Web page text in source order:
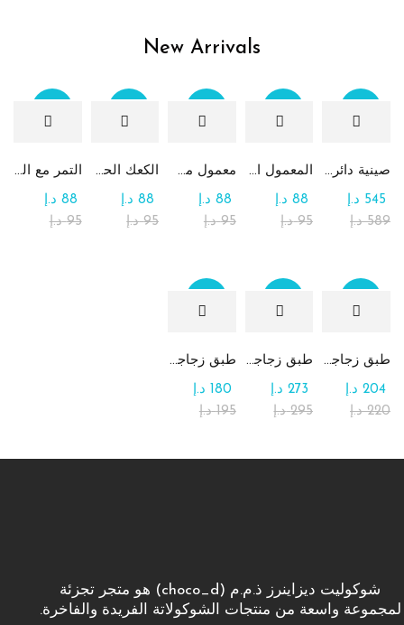
New Arrivals
صينية دائرية كبيرة جداً من الشوكولاتة والرهش
589 د.إ
545 د.إ
المعمول التقليدي بالتمر
95 د.إ
88 د.إ
معمول من القمح الكامل بدون سكر
95 د.إ
88 د.إ
الكعك الحساوي بالتمر
95 د.إ
88 د.إ
التمر مع الطحينة (التمريه)
95 د.إ
88 د.إ
طبق زجاجي مربع يحتوي على تشكيلة من الشوكولاتة
220 د.إ
204 د.إ
طبق زجاجي دائري للحلوى مع الشوكولاتة
295 د.إ
273 د.إ
طبق زجاجي مربع يحتوي على الرهش
195 د.إ
180 د.إ
شوكوليت ديزاينرز ذ.م.م (choco_d) هو متجر تجزئة
لمجموعة واسعة من منتجات الشوكولاتة الفريدة والفاخرة.